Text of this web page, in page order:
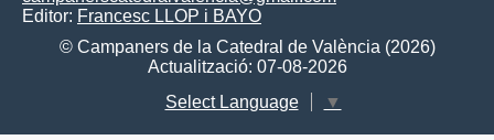
Editor: Francesc LLOP i BAYO
© Campaners de la Catedral de València (2026)
Actualització: 07-08-2026
Select Language
▼